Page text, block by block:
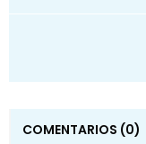
COMENTARIOS (0)